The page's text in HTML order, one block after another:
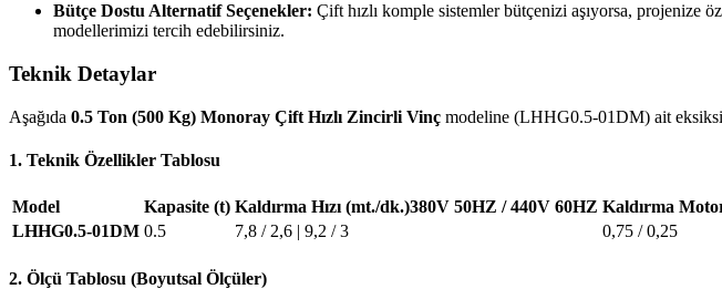
Bütçe Dostu Alternatif Seçenekler: Çift hızlı komple sistemler bütçenizi aşıyorsa, projenize
modellerimizi tercih edebilirsiniz.
Teknik Detaylar
Aşağıda 0.5 Ton (500 Kg) Monoray Çift Hızlı Zincirli Vinç modeline (LHHG0.5-01DM) ait
1. Teknik Özellikler Tablosu
Model Kapasite (t) Kaldırma Hızı (mt./dk.)380V 50HZ / 440V 60HZ Kaldırma
LHHG0.5-01DM 0.5 7,8 / 2,6 | 9,2 / 3 0,75 / 0,25
2. Ölçü Tablosu (Boyutsal Ölçüler)